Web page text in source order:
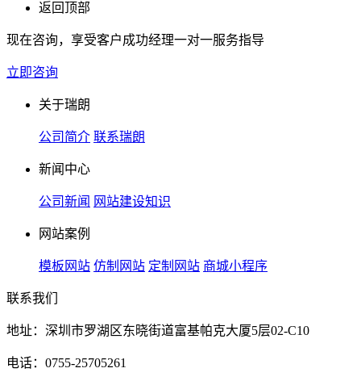
返回顶部
现在咨询，享受客户成功经理一对一服务指导
立即咨询
关于瑞朗
公司简介 联系瑞朗
新闻中心
公司新闻 网站建设知识
网站案例
模板网站 仿制网站 定制网站 商城小程序
联系我们
地址：深圳市罗湖区东晓街道富基帕克大厦5层02-C10
电话：0755-25705261